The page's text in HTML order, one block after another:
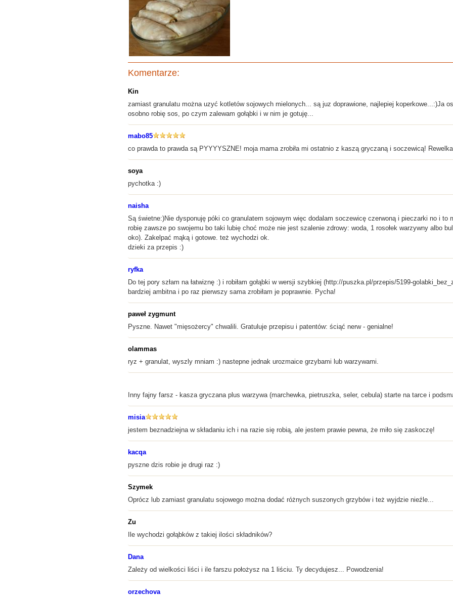
Komentarze:
Kin
zamiast granulatu można uzyć kotletów sojowych mielonych... są juz doprawione, najlepiej koperkowe...:)Ja
osobno robię sos, po czym zalewam gołąbki i w nim je gotuję...
mabo85
co prawda to prawda są PYYYYSZNE! moja mama zrobiła mi ostatnio z kaszą gryczaną i soczewicą!
soya
pychotka :)
naisha
Są świetne:)Nie dysponuję póki co granulatem sojowym więc dodalam soczewicę czerwoną i pieczarki no i to
robię zawsze po swojemu bo taki lubię choć może nie jest szalenie zdrowy: woda, 1 rosołek warzywny albo
oko). Zakelpać mąką i gotowe. też wychodzi ok.
dzieki za przepis :)
ryfka
Do tej pory szłam na łatwiznę :) i robiłam gołąbki w wersji szybkiej (http://puszka.pl/przepis/5199-
bardziej ambitna i po raz pierwszy sama zrobiłam je poprawnie. Pycha!
paweł zygmunt
Pyszne. Nawet "mięsożercy" chwalili. Gratuluje przepisu i patentów: ściąć nerw - genialne!
olammas
ryz + granulat, wyszly mniam :) nastepne jednak urozmaice grzybami lub warzywami.
Inny fajny farsz - kasza gryczana plus warzywa (marchewka, pietruszka, seler, cebula) starte na tarce i
misia
jestem beznadziejna w składaniu ich i na razie się robią, ale jestem prawie pewna, że miło się zaskoczę!
kacqa
pyszne dzis robie je drugi raz :)
Szymek
Oprócz lub zamiast granulatu sojowego można dodać różnych suszonych grzybów i też wyjdzie nieźle...
Zu
Ile wychodzi gołąbków z takiej ilości składników?
Dana
Zależy od wielkości liści i ile farszu położysz na 1 liściu. Ty decydujesz... Powodzenia!
orzechova